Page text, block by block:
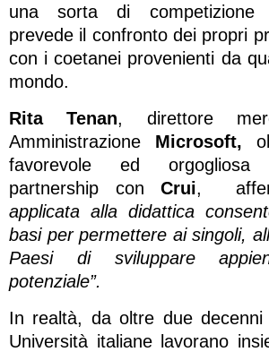
una sorta di competizione
prevede il confronto dei propri
con i coetanei provenienti da
mondo.
Rita Tenan, direttore
Amministrazione Microsoft,
favorevole ed
partnership conCrui,
applicata alla didattica
basi per permettere ai singoli,
Paesi di sviluppare
potenziale”.
In realtà, da oltre due decenni
Università italiane lavorano